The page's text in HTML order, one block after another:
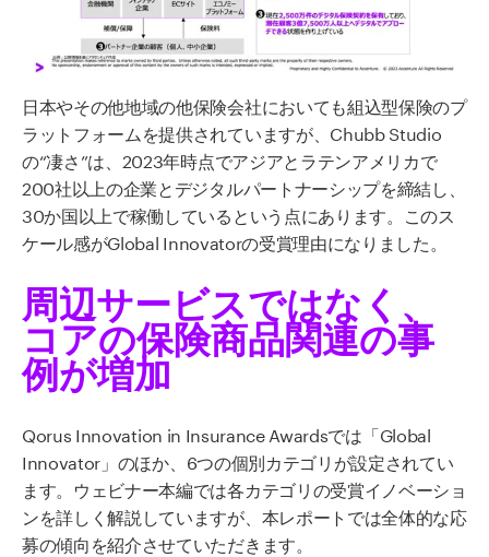
日本やその他地域の他保険会社においても組込型保険のプ
ラットフォームを提供されていますが、Chubb Studio
の“凄さ”は、2023年時点でアジアとラテンアメリカで
200社以上の企業とデジタルパートナーシップを締結し、
30か国以上で稼働しているという点にあります。このス
ケール感がGlobal Innovatorの受賞理由になりました。
周辺サービスではなく、
コアの保険商品関連の事
例が増加
Qorus Innovation in Insurance Awardsでは「Global
Innovator」のほか、6つの個別カテゴリが設定されてい
ます。ウェビナー本編では各カテゴリの受賞イノベーショ
ンを詳しく解説していますが、本レポートでは全体的な応
募の傾向を紹介させていただきます。